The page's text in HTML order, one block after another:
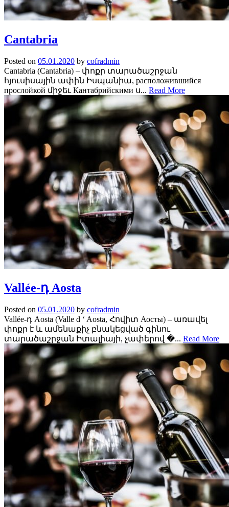
Cantabria
Posted on 05.01.2020 by cofradmin
Cantabria (Cantabria) – փոքր տարածաշրջան
հյուսիսային ափին Իսպանիա, расположившийся
прослойкой միջեւ Кантабрийскими ս... Read More
Vallée-դ Aosta
Posted on 05.01.2020 by cofradmin
Vallée-դ Aosta (Valle d ‘ Aosta, Հովիտ Аосты) – առավել
փոքր է և ամենաքիչ բնակեցված գինու
տարածաշրջան Իտալիայի, չափերով �... Read More